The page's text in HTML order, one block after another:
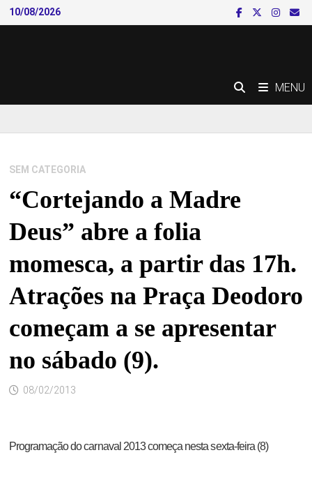
Skip
to
10/08/2026
MENU
SEM CATEGORIA
“Cortejando a Madre
Deus” abre a folia
momesca, a partir das 17h.
Atrações na Praça Deodoro
começam a se apresentar
no sábado (9).
08/02/2013
Programação do carnaval 2013 começa nesta sexta-feira (8)